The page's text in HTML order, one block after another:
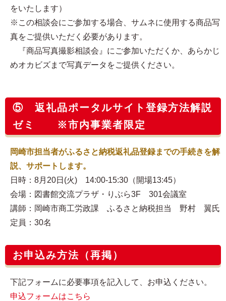
をいたします）
※この相談会にご参加する場合、サムネに使用する商品写
真をご提供いただく必要があります。
『商品写真撮影相談会』にご参加いただくか、あらかじ
めオカビズまで写真データをご提供ください。
⑤ 返礼品ポータルサイト登録方法解説
ゼミ ※市内事業者限定
岡崎市担当者がふるさと納税返礼品登録までの手続きを解
説、サポートします。
日時：8月20日(火) 14:00-15:30（開場13:45）
会場：図書館交流プラザ・りぶら3F 301会議室
講師：岡崎市商工労政課 ふるさと納税担当 野村 翼氏
定員：30名
お申込み方法（再掲）
下記フォームに必要事項を記入して、お申込ください。
申込フォームはこちら